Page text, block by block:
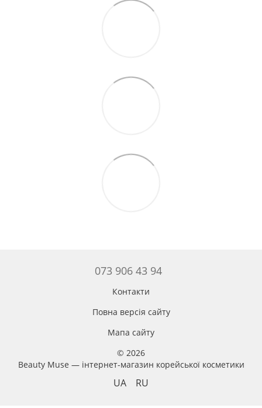
073 906 43 94
Контакти
Повна версія сайту
Мапа сайту
© 2026
Beauty Muse — інтернет-магазин корейської косметики
UA RU